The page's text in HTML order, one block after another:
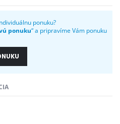
ponuku?
ponuku“ a pripravíme Vám ponuku